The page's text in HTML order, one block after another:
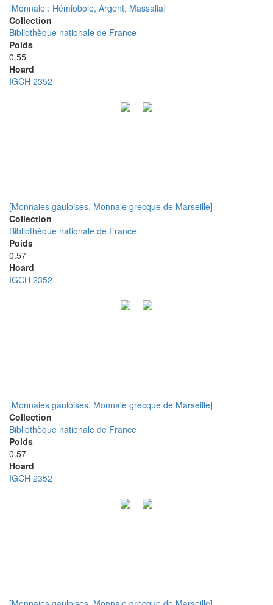
[Monnaie : Hémiobole, Argent, Massalia]
Collection
Bibliothèque nationale de France
Poids
0.55
Hoard
IGCH 2352
[Monnaies gauloises. Monnaie grecque de Marseille]
Collection
Bibliothèque nationale de France
Poids
0.57
Hoard
IGCH 2352
[Monnaies gauloises. Monnaie grecque de Marseille]
Collection
Bibliothèque nationale de France
Poids
0.57
Hoard
IGCH 2352